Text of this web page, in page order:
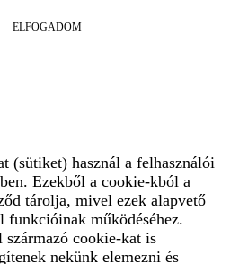
ELFOGADOM
(sütiket) használ a felhasználói
Ezekből a cookie-kból a
tárolja, mivel ezek alapvető
funkcióinak működéséhez.
cookie-kat is
nekünk elemezni és